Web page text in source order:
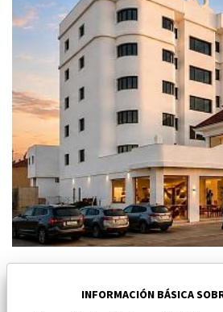
Los AlcazaresINFORMACIÓN BÁSICA